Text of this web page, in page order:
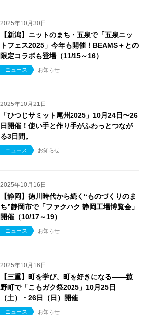
2025年10月30日
【新潟】ニットのまち・五泉で「五泉ニッ
トフェス2025」今年も開催！BEAMS＋との
限定コラボも登場（11/15～16）
ニュース お知らせ
2025年10月21日
「ひつじサミット尾州2025」10月24日〜26
日開催！使い手と作り手がふわっとつなが
る3日間。
ニュース お知らせ
2025年10月16日
【静岡】徳川時代から続く“ものづくりのま
ち”静岡市で「ファクハク 静岡工場博覧会」
開催（10/17～19）
ニュース お知らせ
2025年10月16日
【三重】町を学び、町を好きになる——菰
野町で「こもガク祭2025」10月25日
（土）・26日（日）開催
ニュース お知らせ